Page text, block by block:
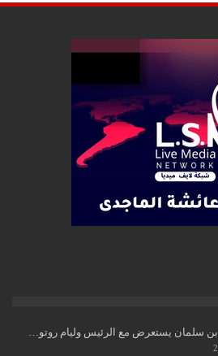
بن سلمان يستعرض مع الرئيس وليام روتو…